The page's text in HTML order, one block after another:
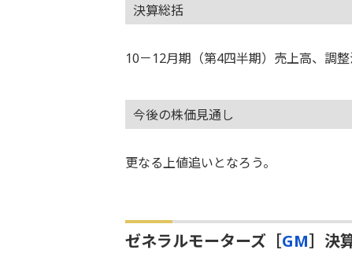
決算総括
10－12月期（第4四半期）売上高、調整
今後の株価見通し
更なる上値追いとなろう。
ゼネラルモーターズ［GM］決